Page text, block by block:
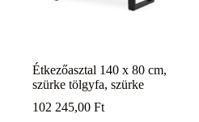
Étkezőasztal 140 x 80 cm,
szürke tölgyfa, szürke
102 245,00 Ft